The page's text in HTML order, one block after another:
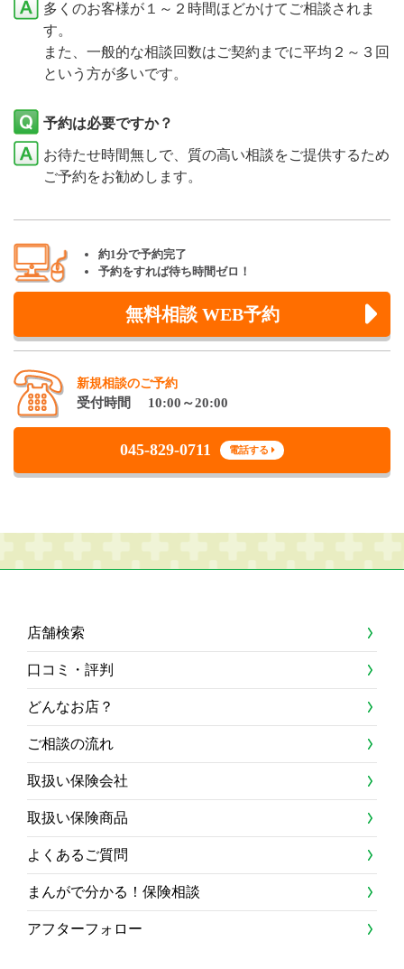
多くのお客様が１～２時間ほどかけてご相談されま
す。
また、一般的な相談回数はご契約までに平均２～３回
という方が多いです。
予約は必要ですか？
お待たせ時間無しで、質の高い相談をご提供するため
ご予約をお勧めします。
約1分で予約完了
予約をすれば待ち時間ゼロ！
無料相談 WEB予約
新規相談のご予約
受付時間 10:00～20:00
045-829-0711 電話する
店舗検索
口コミ・評判
どんなお店？
ご相談の流れ
取扱い保険会社
取扱い保険商品
よくあるご質問
まんがで分かる！保険相談
アフターフォロー